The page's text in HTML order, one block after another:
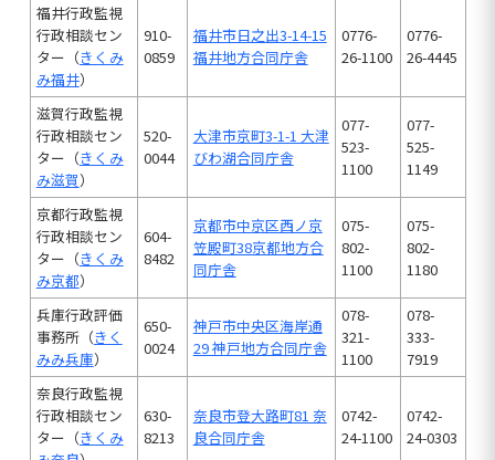
福井行政監視
行政相談セン
ター（きくみ
み福井）
910-
0859
福井市日之出3-14-15
福井地方合同庁舎
0776-
26-1100
0776-
26-4445
滋賀行政監視
行政相談セン
ター（きくみ
み滋賀）
520-
0044
大津市京町3-1-1 大津
びわ湖合同庁舎
077-
523-
1100
077-
525-
1149
京都行政監視
行政相談セン
ター（きくみ
み京都）
604-
8482
京都市中京区西ノ京
笠殿町38京都地方合
同庁舎
075-
802-
1100
075-
802-
1180
兵庫行政評価
事務所（きく
みみ兵庫）
650-
0024
神戸市中央区海岸通
29 神戸地方合同庁舎
078-
321-
1100
078-
333-
7919
奈良行政監視
行政相談セン
ター（きくみ
630-
8213
奈良市登大路町81 奈
良合同庁舎
0742-
24-1100
0742-
24-0303